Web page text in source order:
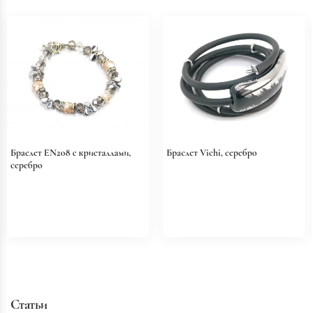
Браслет EN208 с кристаллами,
серебро
Браслет Vichi, серебро
Статьи